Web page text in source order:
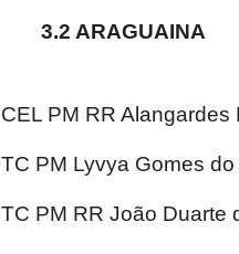
3.2 ARAGUAINA
CEL PM RR Alangardes
TC PM Lyvya Gomes do
TC PM RR João Duarte